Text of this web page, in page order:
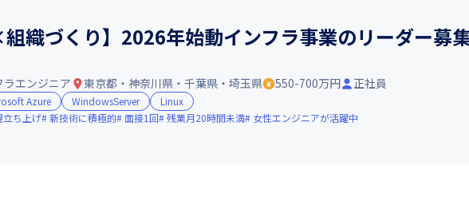
組織づくり】2026年始動インフラ事業のリーダー募
ラエンジニア 東京都・神奈川県・千葉県・埼玉県 550-700万円 正社員
Azure WindowsServer
Linux
立ち上げ 新技術に積極的 面接1回 残業月20時間未満 女性エンジニアが活躍中